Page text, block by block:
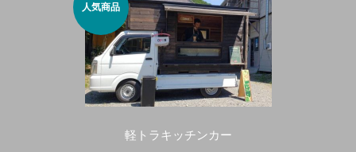
人気商品
軽トラキッチンカー